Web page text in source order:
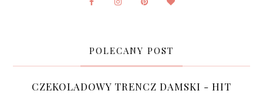
POLECANY POST
CZEKOLADOWY TRENCZ DAMSKI - HIT